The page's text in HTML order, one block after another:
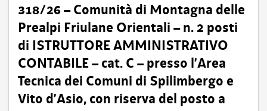
318/26 – Comunità di Montagna delle
Prealpi Friulane Orientali – n. 2 posti
di ISTRUTTORE AMMINISTRATIVO
CONTABILE – cat. C – presso l’Area
Tecnica dei Comuni di Spilimbergo e
Vito d’Asio, con riserva del posto a